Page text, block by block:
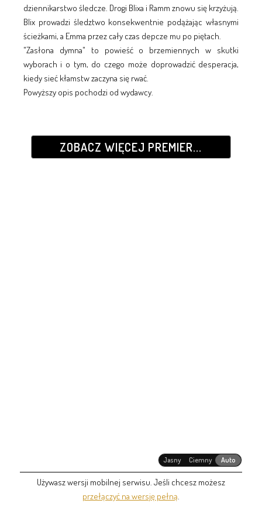
dziennikarstwo śledcze. Drogi Blixa i Ramm znowu się krzyżują.
Blix prowadzi śledztwo konsekwentnie podążając własnymi
ścieżkami, a Emma przez cały czas depcze mu po piętach.
"Zasłona dymna" to powieść o brzemiennych w skutki
wyborach i o tym, do czego może doprowadzić desperacja,
kiedy sieć kłamstw zaczyna się rwać.
Powyższy opis pochodzi od wydawcy.
ZOBACZ WIĘCEJ PREMIER...
Jasny Ciemny Auto
Używasz wersji mobilnej serwisu. Jeśli chcesz możesz
przełączyć na wersję pełną